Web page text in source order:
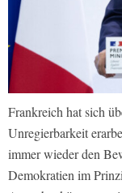
Frankreich hat sich
Unregierbarkeit
immer wieder den
Demokratien im